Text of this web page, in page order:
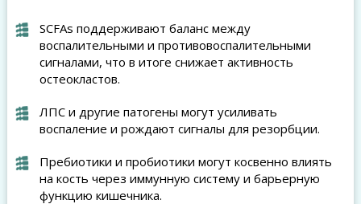
SCFAs поддерживают баланс между
воспалительными и противовоспалительными
сигналами, что в итоге снижает активность
остеокластов.
ЛПС и другие патогены могут усиливать
воспаление и рождают сигналы для резорбции.
Пребиотики и пробиотики могут косвенно влиять
на кость через иммунную систему и барьерную
функцию кишечника.